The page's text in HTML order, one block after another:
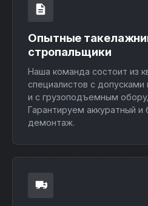
Опытные
стропальщики
Наша команда состоит из
специалистов с
и с грузоподъемным
Гарантируем аккуратный и
демонтаж.